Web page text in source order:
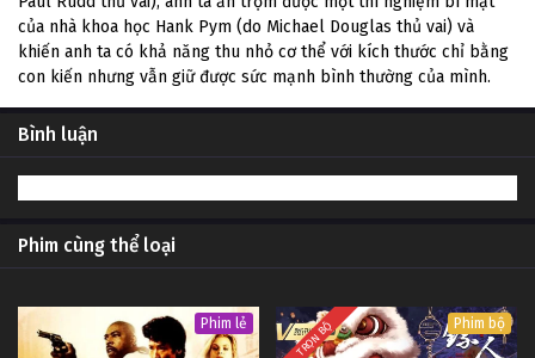
của nhà khoa học Hank Pym (do Michael Douglas thủ vai) và
khiến anh ta có khả năng thu nhỏ cơ thể với kích thước chỉ bằng
con kiến nhưng vẫn giữ được sức mạnh bình thường của mình.
Bình luận
Phim cùng thể loại
Phim lẻ TRỌN BỘ Phim bộ